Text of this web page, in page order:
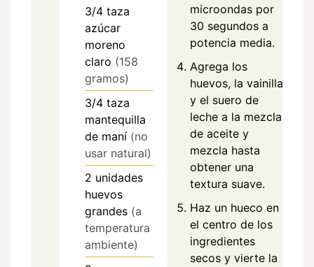
3/4 taza
azúcar
moreno
claro (158
gramos)
3/4 taza
mantequilla
de maní (no
usar natural)
2 unidades
huevos
grandes (a
temperatura
ambiente)
microondas por
30 segundos a
potencia media.
Agrega los
huevos, la vainilla
y el suero de
leche a la mezcla
de aceite y
mezcla hasta
obtener una
textura suave.
Haz un hueco en
el centro de los
ingredientes
secos y vierte la